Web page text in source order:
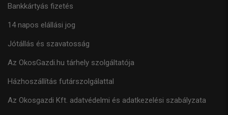
Bankkártyás fizetés
14 napos elállási jog
Jótállás és szavatosság
Az OkosGazdi.hu tárhely szolgáltatója
Házhoszállítás futárszolgálattal
Az Okosgazdi Kft. adatvédelmi és adatkezelési szabályzata